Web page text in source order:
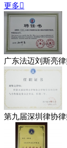
更多
广东法迈刘斯亮
第九届深圳律协